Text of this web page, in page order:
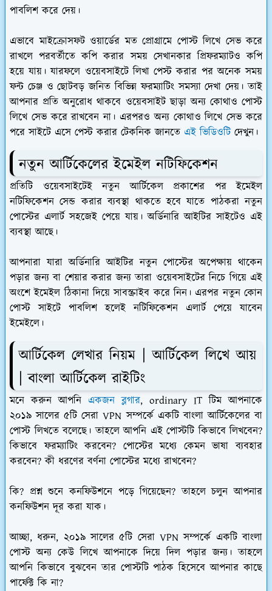
পাবলিশ করে দেয়।
এভাবে মাইক্রোসফট ওয়ার্ডের মত প্রোগ্রামে পোস্ট লিখে সেভ করে
রাখলে পরবর্তীতে কপি করার সময় সেখানকার প্রিফরম্যাটও কপি
হয়ে যায়। যারফলে ওয়েবসাইটে লিখা পেস্ট করার পর অনেক সময়
ফন্ট চেঞ্জ ও ছোটবড় জনিত বিভিন্ন ফরম্যাটিং সমস্যা দেখা দেয়। তাই
আপনার প্রতি অনুরোধ থাকবে ওয়েবসাইট ছাড়া অন্য কোথাও পোস্ট
লিখে সেভ করে রাখবেন না। এরপরও অন্য কোথাও লিখে সেভ করে
পরে সাইটে এসে পেস্ট করার টেকনিক জানতে এই ভিডিওটিদেখুন।
নতুন আর্টিকেলের ইমেইল নটিফিকেশন
প্রতিটি ওয়েবসাইটেই নতুন আর্টিকেল প্রকাশের পর ইমেইল
নটিফিকেশন সেন্ড করার ব্যবস্থা থাকতে হবে যাতে পাঠকরা নতুন
পোস্টের এলার্ট সহজেই পেয়ে যায়। অর্ডিনারি আইটির সাইটেও এই
ব্যবস্থা আছে।
আপনারা যারা অর্ডিনারি আইটির নতুন পোস্টের অপেক্ষায় থাকেন
পড়ার জন্য বা শেয়ার করার জন্য তারা ওয়েবসাইটের নিচে গিয়ে এই
অংশে ইমেইল ঠিকানা দিয়ে সাবস্ক্রাইব করে নিন। এরপর নতুন কোন
পোস্ট সাইটে পাবলিশ হলেই নটিফিকেশন এলার্ট পেয়ে যাবেন
ইমেইলে।
আর্টিকেল লেখার নিয়ম | আর্টিকেল লিখে আয়
| বাংলা আর্টিকেল রাইটিং
মনে করুন আপনি একজন ব্লগার, ordinary IT টিম আপনাকে
২০১৯ সালের ৫টি সেরা VPN সম্পর্কে একটি বাংলা আর্টিকেলের বা
পোস্ট লিখতে বলেছে। তাহলে আপনি এই পোস্টটি কিভাবে লিখবেন?
কিভাবে ফরম্যাটিং করবেন? পোস্টের মধ্যে কেমন ভাষা ব্যবহার
করবেন? কী ধরণের বর্ণনা পোস্টের মধ্যে রাখবেন?
কি? প্রশ্ন শুনে কনফিউশনে পড়ে গিয়েছেন? তাহলে চলুন আপনার
কনফিউশন দূর করা যাক।
আচ্ছা, ধরুন, ২০১৯ সালের ৫টি সেরা VPN সম্পর্কে একটি বাংলা
পোস্ট অন্য কেউ লিখে আপনাকে দিয়ে দিল পড়ার জন্য। তাহলে
আপনি কিভাবে বুঝবেন তার পোস্টটি পাঠক হিসেবে আপনার কাছে
পার্ফেক্ট কি না?